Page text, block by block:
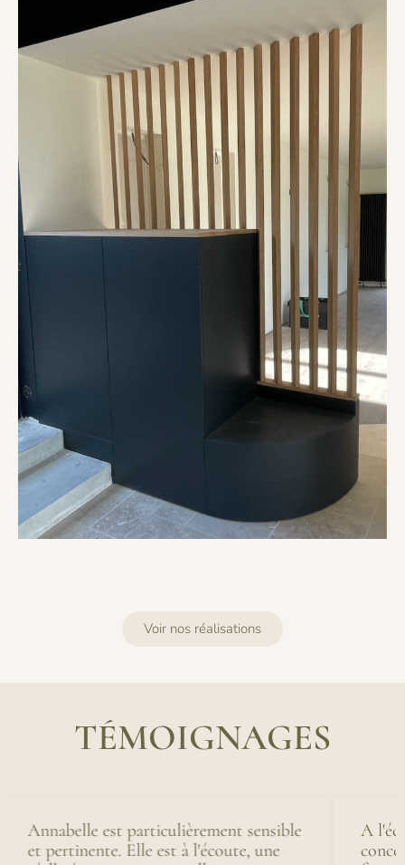
Voir nos réalisations
TÉMOIGNAGES
A l'écoute, Annabelle a su trouver le
concept qui me correspondait en